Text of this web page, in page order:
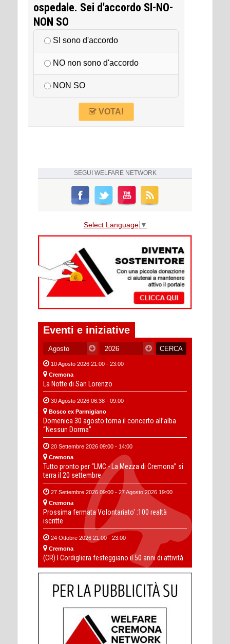
ospedale. Sei d'accordo SI-NO-
NON SO
SI sono d'accordo
NO non sono d'accordo
NON SO
VOTA!
SEGUI WELFARE NETWORK
Select Language ▼
Eventi e iniziative
10 Agosto 2026 21:00 - 23:00
Cremona
La Notte di San Lorenzo
30 Agosto 2026 06:38 - 09:00
Bosco ex Parmigiano
Domenica 30 agosto torna il concerto all’alba
“Nessun Dorma”
20 Settembre 2026 09:00 - 14:00
Cremona
Tutto pronto per “LMC - La Mezza di Cremona” si
terra il 20 settembre
27 Settembre 2026 09:00 - 27 Agosto 2026 19:00
Cremona
Prossima fermata Volontariato' :100 realtà
iscritte
24 Ottobre 2026 21:00 - 23:00
Cremona
(CR) I Cordigliera festeggiano il 50 anni di attività